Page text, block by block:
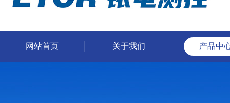
网站首页 关于我们 产品中